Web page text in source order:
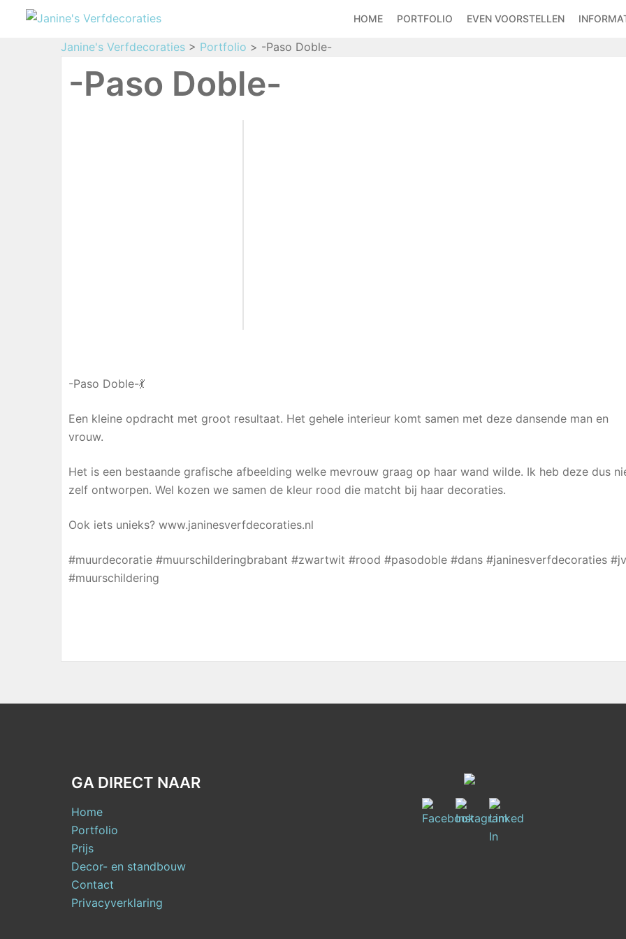
HOME PORTFOLIO EVEN VOORSTELLEN
Janine's Verfdecoraties > Portfolio > -Paso Doble-
-Paso Doble-
-Paso Doble-💃
Een kleine opdracht met groot resultaat. Het gehele interieur komt samen met deze dansende man en
vrouw.
Het is een bestaande grafische afbeelding welke mevrouw graag op haar wand wilde. Ik heb deze dus
zelf ontworpen. Wel kozen we samen de kleur rood die matcht bij haar decoraties.
Ook iets unieks? www.janinesverfdecoraties.nl
#muurdecoratie #muurschilderingbrabant #zwartwit #rood #pasodoble #dans #janinesverfdecoraties #jv
#muurschildering
GA DIRECT NAAR
Home
Portfolio
Prijs
Decor- en standbouw
Contact
Privacyverklaring